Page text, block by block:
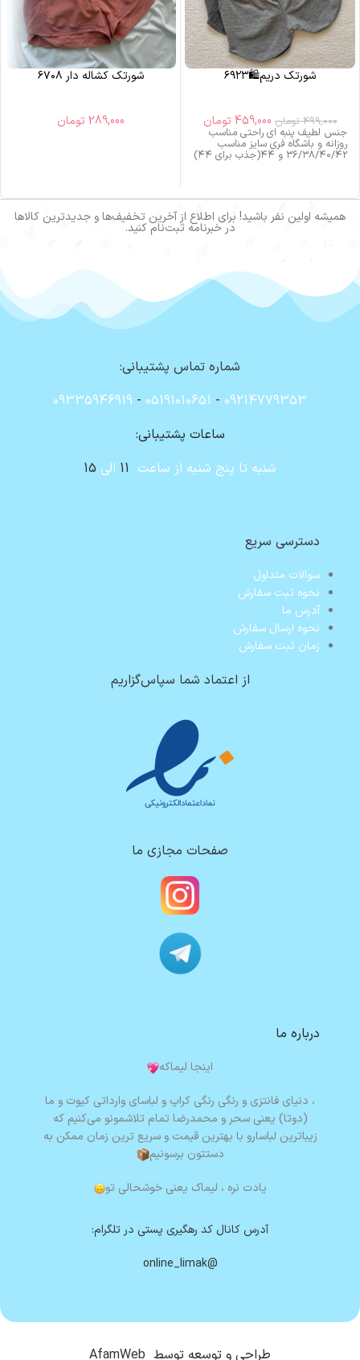
شورتک دریم🛍️۶۹۲۳
499,000 تومان 459,000 تومان
جنس لطیف پنبه ای راحتی مناسب
روزانه و باشگاه فری سایز مناسب
۳۶/۳۸/۴۰/۴۲ و ۴۴(جذب برای ۴۴)
شورتک کشاله دار ۶۷۰۸
289,000تومان
همیشه اولین نفر باشید! برای اطلاع از آخرین تخفیف‌ها و جدیدترین کالاها
در خبرنامه ثبت‌نام کنید.
شماره تماس پشتیبانی:
09214779353
-
05191010651
-
09335946919
ساعات پشتیبانی:
شنبه تا پنج شنبه از ساعت 11 الی 15
دسترسی سریع
سوالات متداول
نحوه ثبت سفارش
آدرس ما
نحوه ارسال سفارش
زمان ثبت سفارش
از اعتماد شما سپاس‌گزاریم
صفحات مجازی ما
درباره ما
اینجا لیماکه
، دنیای فانتزی و رنگی رنگی کراپ و لباسای وارداتی کیوت و ما
(دوتا) یعنی سحر و محمدرضا تمام تلاشمونو می‌کنیم که
زیباترین لباسارو با بهترین قیمت و سریع ترین زمان ممکن به
دستتون برسونیم
یادت نره ، لیماک یعنی خوشحالی تو
آدرس کانال کد رهگیری پستی در تلگرام:
@online_limak
طراحی و توسعه توسط AfamWeb